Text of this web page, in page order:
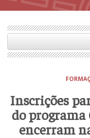
Inscrições
do
encerram